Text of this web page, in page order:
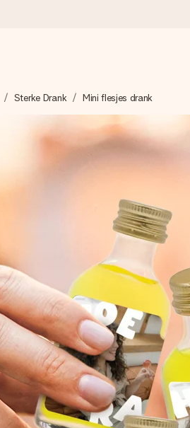
zorgen dat het razendsnel
Klanten beoordelen ons met een 4,7
– met haar naam, jullie foto of
Sterke Drank Mini flesjes drank